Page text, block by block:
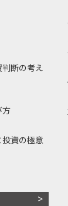
判断の考え
方
資の極意